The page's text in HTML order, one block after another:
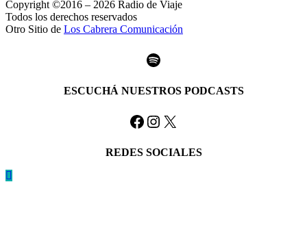
Copyright ©2016 – 2026 Radio de Viaje
Todos los derechos reservados
Otro Sitio de Los Cabrera Comunicación
Spotify
ESCUCHÁ NUESTROS PODCASTS
Facebook
Instagram
X
REDES SOCIALES